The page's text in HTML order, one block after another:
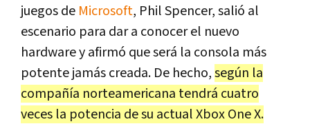
juegos de Microsoft, Phil Spencer, salió al
escenario para dar a conocer el nuevo
hardware y afirmó que será la consola más
potente jamás creada. De hecho,según la
compañía norteamericana tendrá cuatro
veces la potencia de su actual Xbox One X.